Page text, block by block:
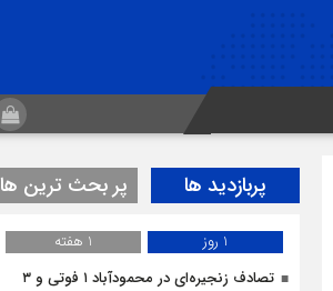
پربازدید ها پر بحث ترین ها
1 روز
1 هفته
تصادف زنجیره‌ای در محمودآباد ۱ فوتی و ۳